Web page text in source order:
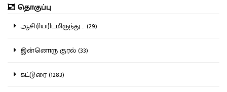
தொகுப்பு
ஆசிரியரிடமிருந்து... (29)
இன்னொரு குரல் (33)
கட்டுரை (1283)